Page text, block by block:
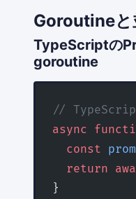
Goroutineと
TypeScriptの
goroutine
//
async
  const
  return
}